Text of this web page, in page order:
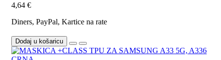
4,64 €
Diners, PayPal, Kartice na rate
Dodaj u košaricu